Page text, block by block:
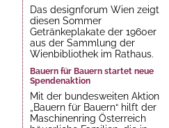
Das designforum Wien zeigt
diesen Sommer
Getränkeplakate der 1960er
aus der Sammlung der
Wienbibliothek im Rathaus.
Bauern für Bauern startet neue
Spendenaktion
Mit der bundesweiten Aktion
„Bauern für Bauern“ hilft der
Maschinenring Österreich